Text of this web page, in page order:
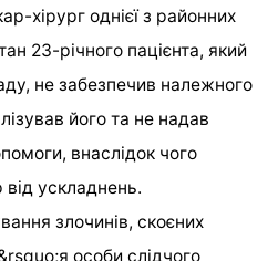
хірург однієї з районних
23-річного пацієнта, який
не забезпечив належного
його та не надав
внаслідок чого
від ускладнень.
злочинів, скоєних
особи слідчого